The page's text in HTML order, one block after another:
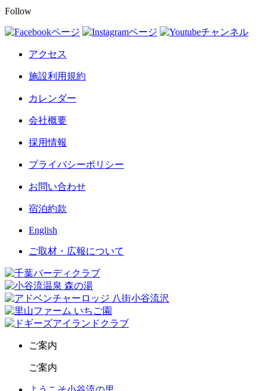
Follow
アクセス
施設利用規約
カレンダー
会社概要
採用情報
プライバシーポリシー
お問い合わせ
宿泊約款
English
ご取材・広報について
ご案内
ご案内